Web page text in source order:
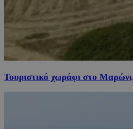
Τουριστικό χωράφι στο